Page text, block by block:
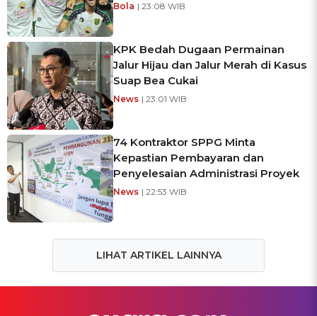
Bola | 23:08 WIB
KPK Bedah Dugaan Permainan
Jalur Hijau dan Jalur Merah di Kasus
Suap Bea Cukai
News | 23:01 WIB
74 Kontraktor SPPG Minta
Kepastian Pembayaran dan
Penyelesaian Administrasi Proyek
News | 22:53 WIB
LIHAT ARTIKEL LAINNYA